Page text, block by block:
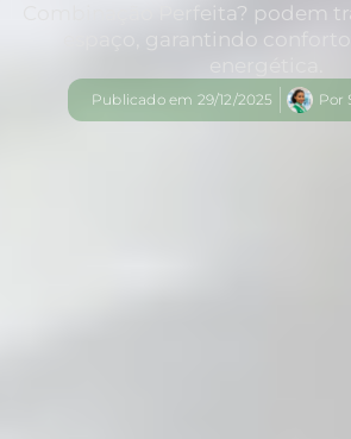
Combinação Perfeita? podem
espaço, garantindo
Publicado em 29/12/2025 Por